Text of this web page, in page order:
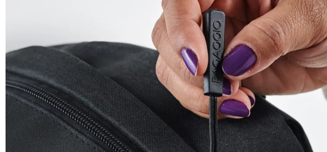
Carteira Masculina
Carteiras Femininas
Porta Cartão
Porta Passaporte
Modelos
Carteira Slim
Carteira sem Fecho
Carteira com Fecho em Botão
Carteira com Fecho em Zíper